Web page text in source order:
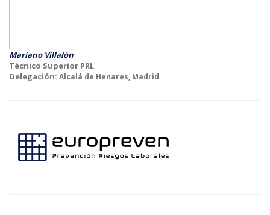
Mariano Villalón
Técnico Superior PRL
Delegación: Alcalá de Henares, Madrid